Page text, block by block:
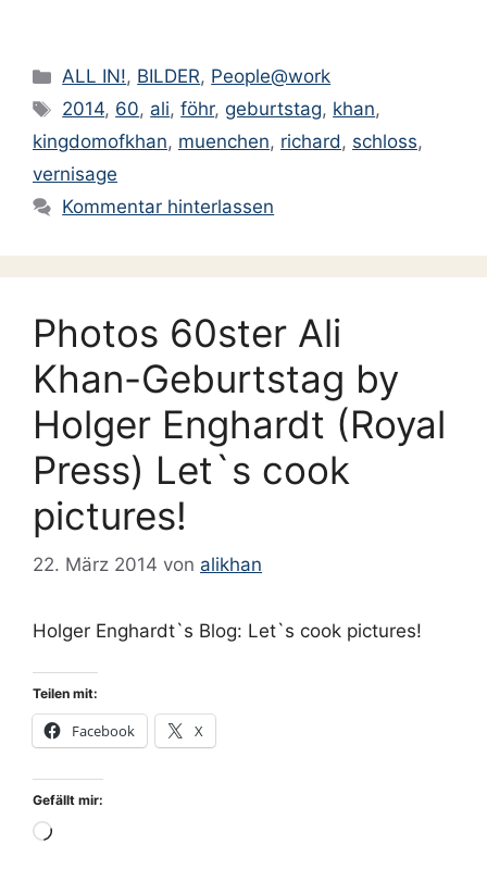
Kategorien
ALL IN!, BILDER, People@work
Schlagwörter
2014, 60, ali,föhr,geburtstag, khan,
kingdomofkhan, muenchen, richard, schloss,
vernisage
Kommentar hinterlassen
Photos 60ster Ali
Khan-Geburtstag by
Holger Enghardt (Royal
Press) Let`s cook
pictures!
22. März 2014 von alikhan
Holger Enghardt`s Blog: Let`s cook pictures!
Teilen mit:
Facebook X
Gefällt mir:
Wird
Februar 2026
Oktober 2025
Juni 2025
Mai 2025
März 2025
Februar 2025
Januar 2025
November 2024